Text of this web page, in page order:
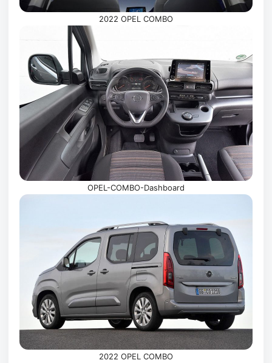
2022 OPEL COMBO
OPEL-COMBO-Dashboard
2022 OPEL COMBO